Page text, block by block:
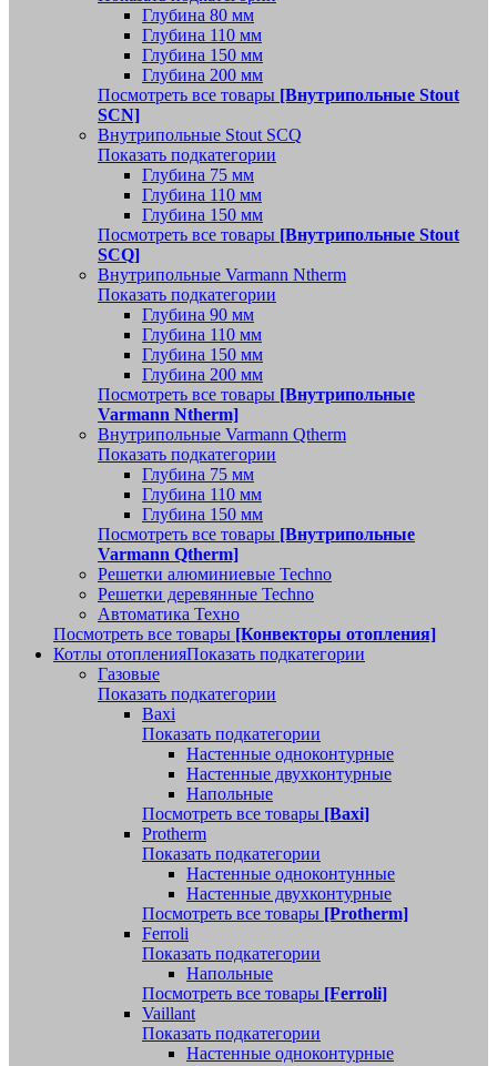
Глубина 80 мм
Глубина 110 мм
Глубина 150 мм
Глубина 200 мм
Посмотреть все товары [Внутрипольные Stout
SCN]
Внутрипольные Stout SCQ
Показать подкатегории
Глубина 75 мм
Глубина 110 мм
Глубина 150 мм
Посмотреть все товары [Внутрипольные Stout
SCQ]
Внутрипольные Varmann Ntherm
Показать подкатегории
Глубина 90 мм
Глубина 110 мм
Глубина 150 мм
Глубина 200 мм
Посмотреть все товары [Внутрипольные
Varmann Ntherm]
Внутрипольные Varmann Qtherm
Показать подкатегории
Глубина 75 мм
Глубина 110 мм
Глубина 150 мм
Посмотреть все товары [Внутрипольные
Varmann Qtherm]
Решетки алюминиевые Techno
Решетки деревянные Techno
Автоматика Техно
Посмотреть все товары [Конвекторы отопления]
Котлы отопленияПоказать подкатегории
Газовые
Показать подкатегории
Baxi
Показать подкатегории
Настенные одноконтурные
Настенные двухконтурные
Напольные
Посмотреть все товары [Baxi]
Protherm
Показать подкатегории
Настенные одноконтунные
Настенные двухконтурные
Посмотреть все товары [Protherm]
Ferroli
Показать подкатегории
Напольные
Посмотреть все товары [Ferroli]
Vaillant
Показать подкатегории
Настенные одноконтурные